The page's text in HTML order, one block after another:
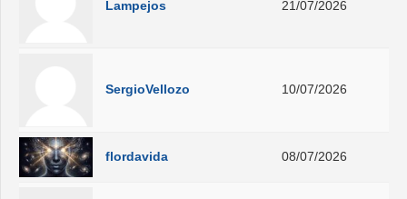
Lampejos 21/07/2026
SergioVellozo 10/07/2026
flordavida 08/07/2026